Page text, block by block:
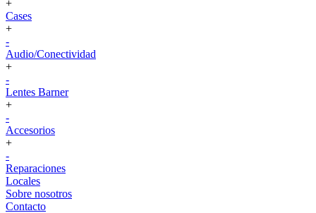
+
Cases
+
-
Audio/Conectividad
+
-
Lentes Barner
+
-
Accesorios
+
-
Reparaciones
Locales
Sobre nosotros
Contacto